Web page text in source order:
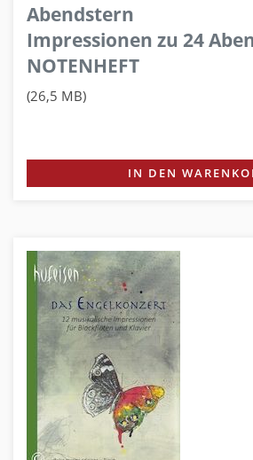
Abendstern
Impressionen zu 24
NOTENHEFT
(26,5 MB)
IN DEN